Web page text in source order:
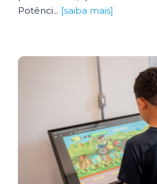
Potênci... [saiba mais]